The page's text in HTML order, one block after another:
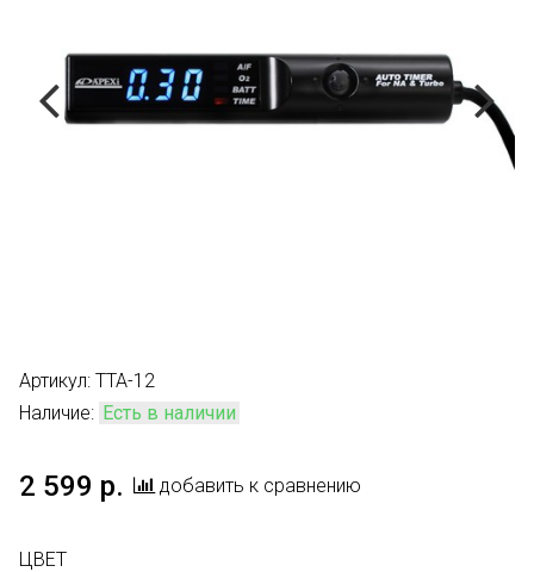
Артикул: TTA-12
Наличие: Есть в наличии
2 599 р. добавить к сравнению
ЦВЕТ